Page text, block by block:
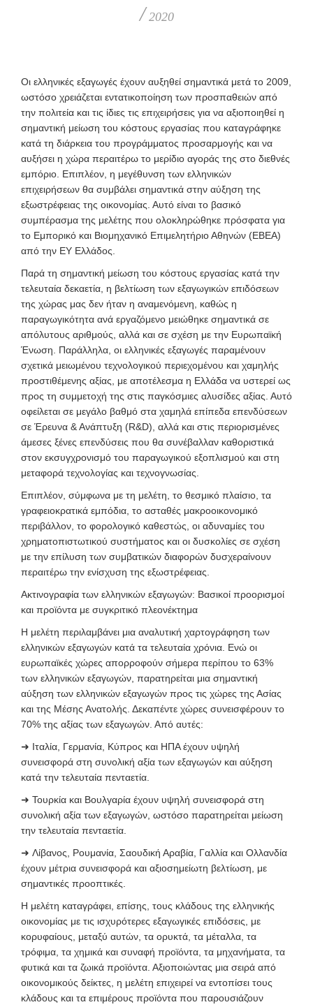
/ 2020
Οι ελληνικές εξαγωγές έχουν αυξηθεί σημαντικά μετά το 2009,
ωστόσο χρειάζεται εντατικοποίηση των προσπαθειών από
την πολιτεία και τις ίδιες τις επιχειρήσεις για να αξιοποιηθεί η
σημαντική μείωση του κόστους εργασίας που καταγράφηκε
κατά τη διάρκεια του προγράμματος προσαρμογής και να
αυξήσει η χώρα περαιτέρω το μερίδιο αγοράς της στο διεθνές
εμπόριο. Επιπλέον, η μεγέθυνση των ελληνικών
επιχειρήσεων θα συμβάλει σημαντικά στην αύξηση της
εξωστρέφειας της οικονομίας. Αυτό είναι το βασικό
συμπέρασμα της μελέτης που ολοκληρώθηκε πρόσφατα για
το Εμπορικό και Βιομηχανικό Επιμελητήριο Αθηνών (ΕΒΕΑ)
από την ΕΥ Ελλάδος.
Παρά τη σημαντική μείωση του κόστους εργασίας κατά την
τελευταία δεκαετία, η βελτίωση των εξαγωγικών επιδόσεων
της χώρας μας δεν ήταν η αναμενόμενη, καθώς η
παραγωγικότητα ανά εργαζόμενο μειώθηκε σημαντικά σε
απόλυτους αριθμούς, αλλά και σε σχέση με την Ευρωπαϊκή
Ένωση. Παράλληλα, οι ελληνικές εξαγωγές παραμένουν
σχετικά μειωμένου τεχνολογικού περιεχομένου και χαμηλής
προστιθέμενης αξίας, με αποτέλεσμα η Ελλάδα να υστερεί ως
προς τη συμμετοχή της στις παγκόσμιες αλυσίδες αξίας. Αυτό
οφείλεται σε μεγάλο βαθμό στα χαμηλά επίπεδα επενδύσεων
σε Έρευνα & Ανάπτυξη (R&D), αλλά και στις περιορισμένες
άμεσες ξένες επενδύσεις που θα συνέβαλλαν καθοριστικά
στον εκσυγχρονισμό του παραγωγικού εξοπλισμού και στη
μεταφορά τεχνολογίας και τεχνογνωσίας.
Επιπλέον, σύμφωνα με τη μελέτη, το θεσμικό πλαίσιο, τα
γραφειοκρατικά εμπόδια, το ασταθές μακροοικονομικό
περιβάλλον, το φορολογικό καθεστώς, οι αδυναμίες του
χρηματοπιστωτικού συστήματος και οι δυσκολίες σε σχέση
με την επίλυση των συμβατικών διαφορών δυσχεραίνουν
περαιτέρω την ενίσχυση της εξωστρέφειας.
Ακτινογραφία των ελληνικών εξαγωγών: Βασικοί προορισμοί
και προϊόντα με συγκριτικό πλεονέκτημα
Η μελέτη περιλαμβάνει μια αναλυτική χαρτογράφηση των
ελληνικών εξαγωγών κατά τα τελευταία χρόνια. Ενώ οι
ευρωπαϊκές χώρες απορροφούν σήμερα περίπου το 63%
των ελληνικών εξαγωγών, παρατηρείται μια σημαντική
αύξηση των ελληνικών εξαγωγών προς τις χώρες της Ασίας
και της Μέσης Ανατολής. Δεκαπέντε χώρες συνεισφέρουν το
70% της αξίας των εξαγωγών. Από αυτές:
➜ Ιταλία, Γερμανία, Κύπρος και ΗΠΑ έχουν υψηλή
συνεισφορά στη συνολική αξία των εξαγωγών και αύξηση
κατά την τελευταία πενταετία.
➜ Τουρκία και Βουλγαρία έχουν υψηλή συνεισφορά στη
συνολική αξία των εξαγωγών, ωστόσο παρατηρείται μείωση
την τελευταία πενταετία.
➜ Λίβανος, Ρουμανία, Σαουδική Αραβία, Γαλλία και Ολλανδία
έχουν μέτρια συνεισφορά και αξιοσημείωτη βελτίωση, με
σημαντικές προοπτικές.
Η μελέτη καταγράφει, επίσης, τους κλάδους της ελληνικής
οικονομίας με τις ισχυρότερες εξαγωγικές επιδόσεις, με
κορυφαίους, μεταξύ αυτών, τα ορυκτά, τα μέταλλα, τα
τρόφιμα, τα χημικά και συναφή προϊόντα, τα μηχανήματα, τα
φυτικά και τα ζωικά προϊόντα. Αξιοποιώντας μια σειρά από
οικονομικούς δείκτες, η μελέτη επιχειρεί να εντοπίσει τους
κλάδους και τα επιμέρους προϊόντα που παρουσιάζουν